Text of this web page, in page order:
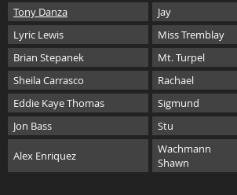
Tony Danza
Jay
Lyric Lewis
Miss Tremblay
Brian Stepanek
Mt. Turpel
Sheila Carrasco
Rachael
Eddie Kaye Thomas
Sigmund
Jon Bass
Stu
Alex Enriquez
Wachmann
Shawn